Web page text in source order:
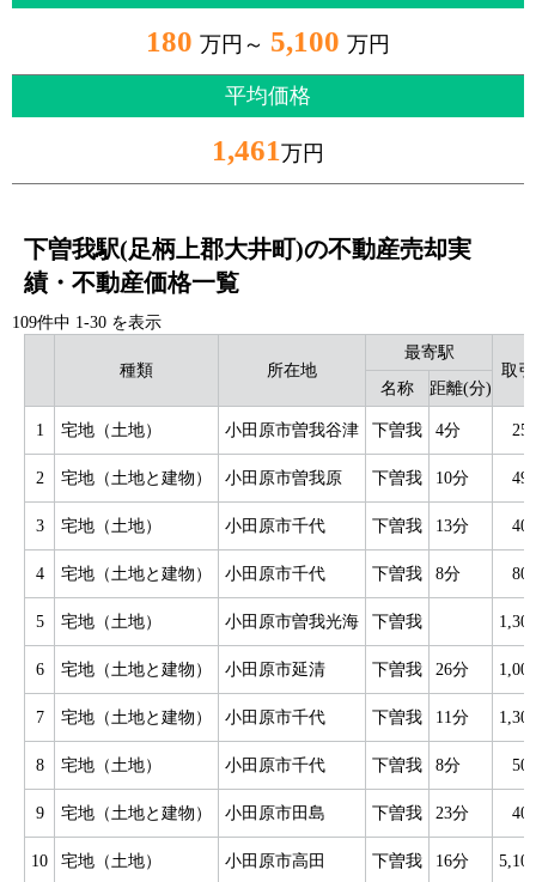
180 万円～ 5,100 万円
平均価格
1,461万円
下曽我駅(足柄上郡大井町)の不動産売却実
績・不動産価格一覧
109件中 1-30 を表示
種類 所在地
最寄駅
取
名称
距離(分)
1 宅地（土地） 小田原市曽我谷津 下曽我 4分
2 宅地（土地と建物） 小田原市曽我原 下曽我 10分
3 宅地（土地） 小田原市千代 下曽我 13分
4 宅地（土地と建物） 小田原市千代 下曽我 8分
5 宅地（土地） 小田原市曽我光海 下曽我
6 宅地（土地と建物） 小田原市延清 下曽我 26分
7 宅地（土地と建物） 小田原市千代 下曽我 11分
8 宅地（土地） 小田原市千代 下曽我 8分
9 宅地（土地と建物） 小田原市田島 下曽我 23分
10 宅地（土地） 小田原市高田 下曽我 16分